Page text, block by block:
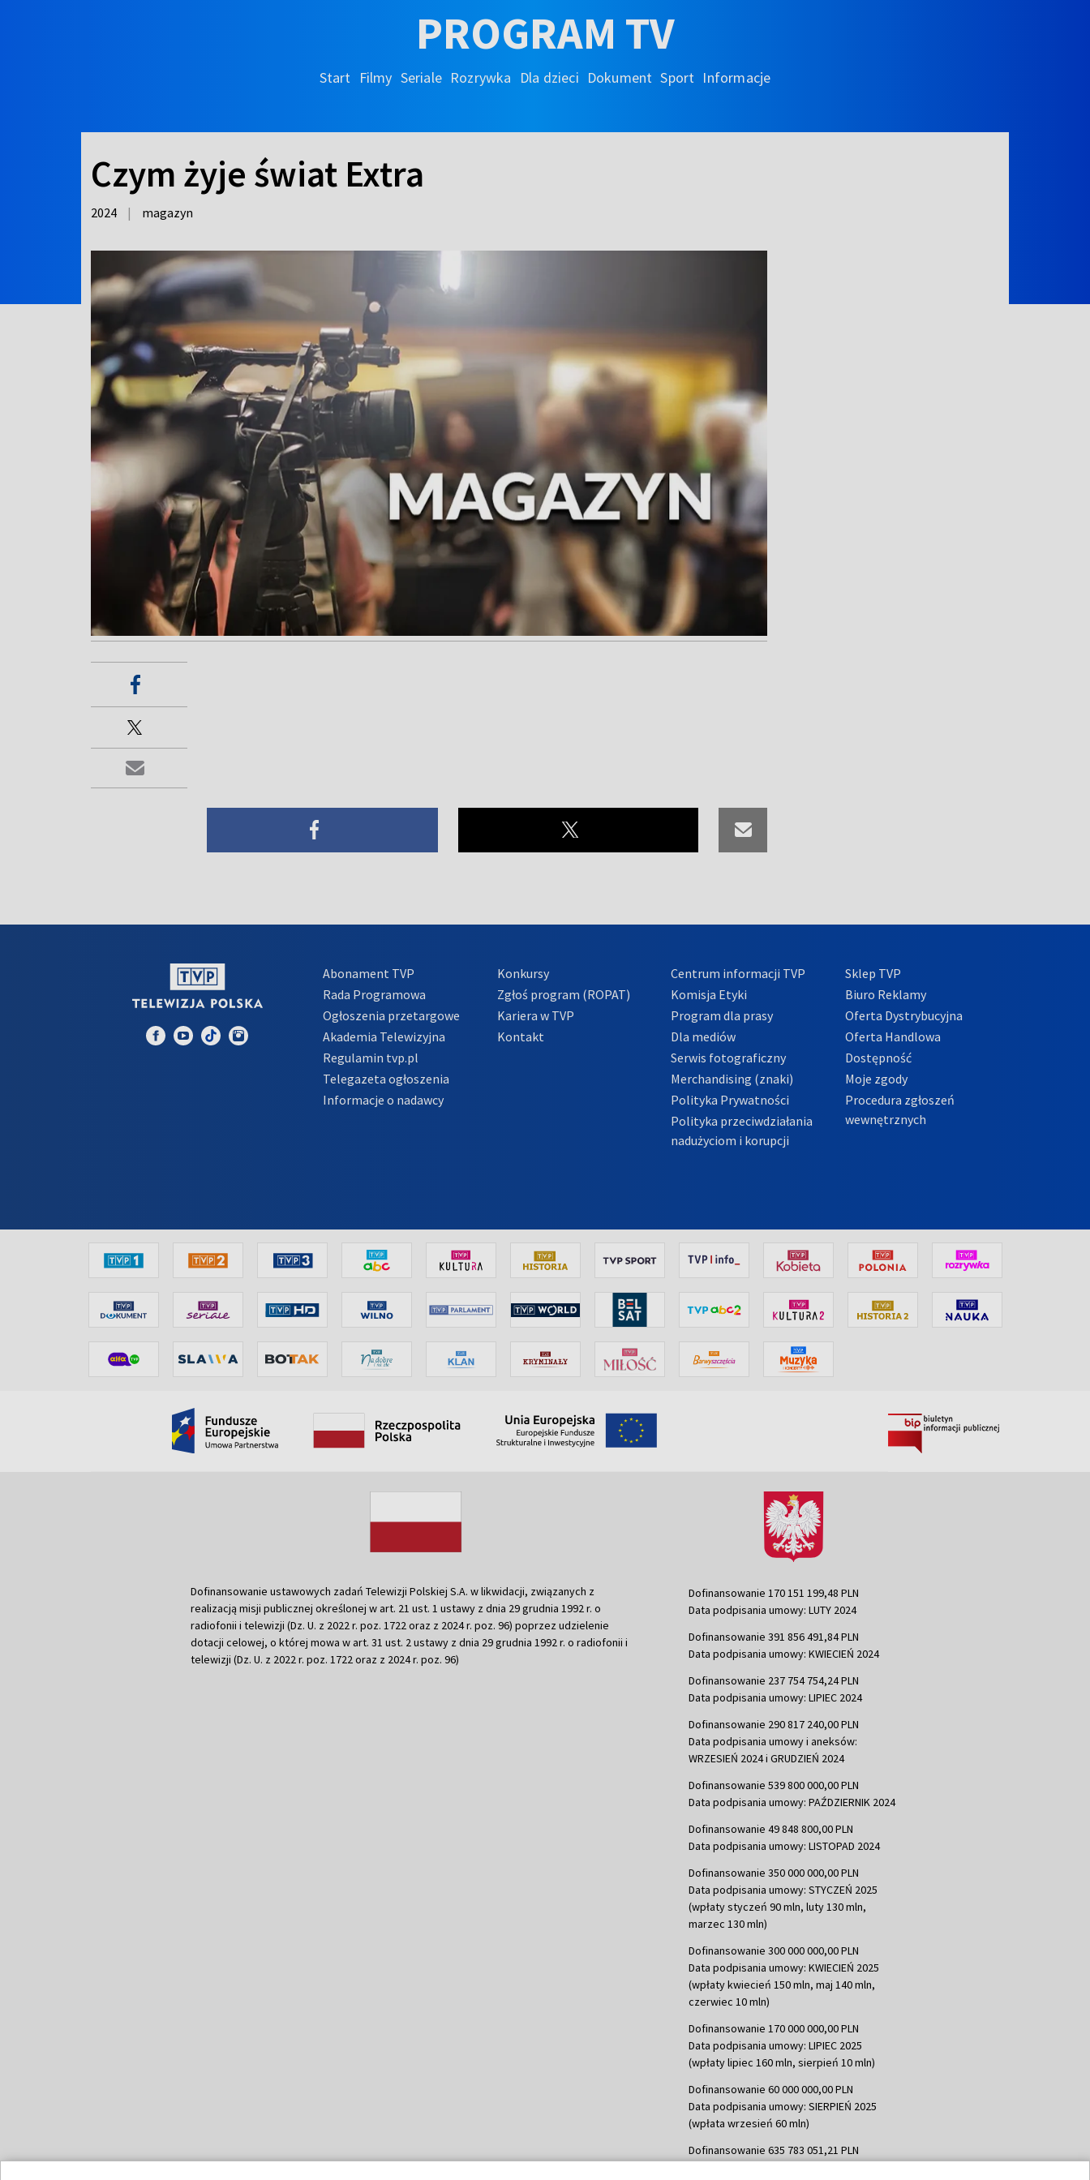
PROGRAM TV
Start Filmy Seriale Rozrywka Dla dzieci Dokument Sport Informacje
Czym żyje świat Extra
2024 | magazyn
Abonament TVP
Rada Programowa
Ogłoszenia przetargowe
Akademia Telewizyjna
Regulamin tvp.pl
Telegazeta ogłoszenia
Informacje o nadawcy
Konkursy
Zgłoś program (ROPAT)
Kariera w TVP
Kontakt
Centrum informacji TVP
Komisja Etyki
Program dla prasy
Dla mediów
Serwis fotograficzny
Merchandising (znaki)
Polityka Prywatności
Polityka przeciwdziałania
nadużyciom i korupcji
Sklep TVP
Biuro Reklamy
Oferta Dystrybucyjna
Oferta Handlowa
Dostępność
Moje zgody
Procedura zgłoszeń
wewnętrznych
Dofinansowanie ustawowych zadań Telewizji Polskiej S.A. w likwidacji, związanych z
realizacją misji publicznej określonej w art. 21 ust. 1 ustawy z dnia 29 grudnia 1992 r. o
radiofonii i telewizji (Dz. U. z 2022 r. poz. 1722 oraz z 2024 r. poz. 96) poprzez udzielenie
dotacji celowej, o której mowa w art. 31 ust. 2 ustawy z dnia 29 grudnia 1992 r. o radiofonii i
telewizji (Dz. U. z 2022 r. poz. 1722 oraz z 2024 r. poz. 96)
Dofinansowanie 170 151 199,48 PLN
Data podpisania umowy: LUTY 2024
Dofinansowanie 391 856 491,84 PLN
Data podpisania umowy: KWIECIEŃ 2024
Dofinansowanie 237 754 754,24 PLN
Data podpisania umowy: LIPIEC 2024
Dofinansowanie 290 817 240,00 PLN
Data podpisania umowy i aneksów:
WRZESIEŃ 2024 i GRUDZIEŃ 2024
Dofinansowanie 539 800 000,00 PLN
Data podpisania umowy: PAŹDZIERNIK 2024
Dofinansowanie 49 848 800,00 PLN
Data podpisania umowy: LISTOPAD 2024
Dofinansowanie 350 000 000,00 PLN
Data podpisania umowy: STYCZEŃ 2025
(wpłaty styczeń 90 mln, luty 130 mln,
marzec 130 mln)
Dofinansowanie 300 000 000,00 PLN
Data podpisania umowy: KWIECIEŃ 2025
(wpłaty kwiecień 150 mln, maj 140 mln,
czerwiec 10 mln)
Dofinansowanie 170 000 000,00 PLN
Data podpisania umowy: LIPIEC 2025
(wpłaty lipiec 160 mln, sierpień 10 mln)
Dofinansowanie 60 000 000,00 PLN
Data podpisania umowy: SIERPIEŃ 2025
(wpłata wrzesień 60 mln)
Dofinansowanie 635 783 051,21 PLN